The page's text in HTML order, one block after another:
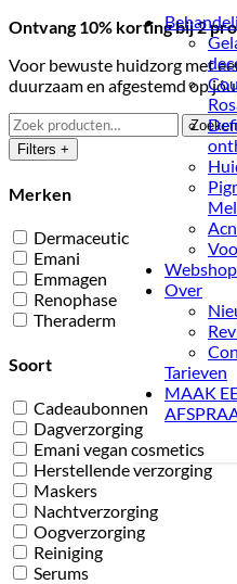
Webshop
Over
Tarieven
MAAK
Ontvang 10% korting bij 2
Voor bewuste huidzorg met
duurzaam en afgestemd op
Zoeken
naar:
Zoeken
Filters +
Merken
Dermaceutic
Emani
Emmagen
Renophase
Theraderm
Soort
Cadeaubonnen
Dagverzorging
Emani vegan cosmetics
Herstellende verzorging
Maskers
Nachtverzorging
Oogverzorging
Reiniging
Serums